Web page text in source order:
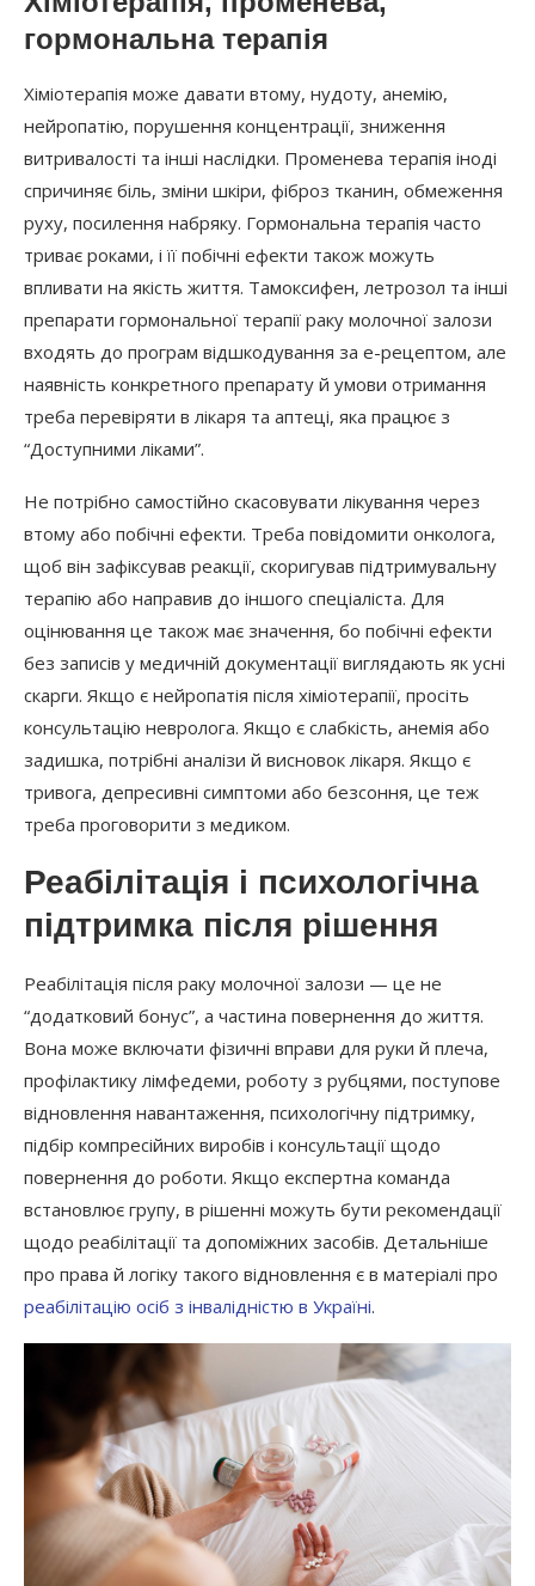
гормональна терапія
Хіміотерапія може давати втому, нудоту, анемію,
нейропатію, порушення концентрації, зниження
витривалості та інші наслідки. Променева терапія іноді
спричиняє біль, зміни шкіри, фіброз тканин, обмеження
руху, посилення набряку. Гормональна терапія часто
триває роками, і її побічні ефекти також можуть
впливати на якість життя. Тамоксифен, летрозол та інші
препарати гормональної терапії раку молочної залози
входять до програм відшкодування за е-рецептом, але
наявність конкретного препарату й умови отримання
треба перевіряти в лікаря та аптеці, яка працює з
“Доступними ліками”.
Не потрібно самостійно скасовувати лікування через
втому або побічні ефекти. Треба повідомити онколога,
щоб він зафіксував реакції, скоригував підтримувальну
терапію або направив до іншого спеціаліста. Для
оцінювання це також має значення, бо побічні ефекти
без записів у медичній документації виглядають як усні
скарги. Якщо є нейропатія після хіміотерапії, просіть
консультацію невролога. Якщо є слабкість, анемія або
задишка, потрібні аналізи й висновок лікаря. Якщо є
тривога, депресивні симптоми або безсоння, це теж
треба проговорити з медиком.
Реабілітація і психологічна
підтримка після рішення
Реабілітація після раку молочної залози — це не
“додатковий бонус”, а частина повернення до життя.
Вона може включати фізичні вправи для руки й плеча,
профілактику лімфедеми, роботу з рубцями, поступове
відновлення навантаження, психологічну підтримку,
підбір компресійних виробів і консультації щодо
повернення до роботи. Якщо експертна команда
встановлює групу, в рішенні можуть бути рекомендації
щодо реабілітації та допоміжних засобів. Детальніше
про права й логіку такого відновлення є в матеріалі про
реабілітацію осіб з інвалідністю в Україні.